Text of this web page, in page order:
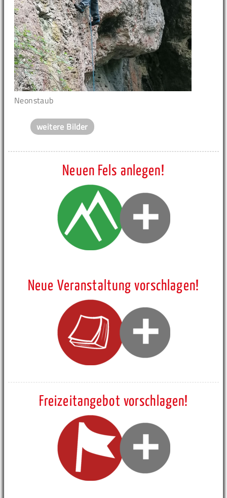
Neonstaub
weitere Bilder
Neuen Fels anlegen!
Neue Veranstaltung vorschlagen!
Freizeitangebot vorschlagen!